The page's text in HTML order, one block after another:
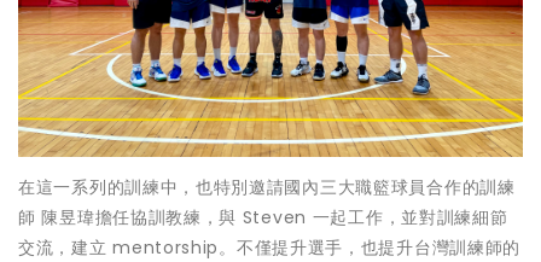
在這一系列的訓練中，也特別邀請國內三大職籃球員合作的訓練
師 陳昱瑋擔任協訓教練，與 Steven 一起工作，並對訓練細節
交流，建立 mentorship。不僅提升選手，也提升台灣訓練師的